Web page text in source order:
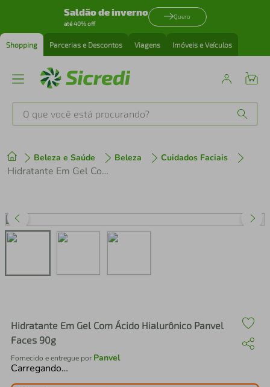
Saldão de inverno
até 40% off
Quero
Shopping Parcerias e Descontos Viagens Imóveis e Veículos
O que você está procurando?
Beleza e Saúde Beleza Cuidados Faciais
Hidratante Em Gel Com Ácido Hialurônico Panvel Faces 90g
Hidratante Em Gel Com Ácido Hialurônico Panvel
Faces 90g
Fornecido e entregue por Panvel
Carregando…
1º tenis
perfume